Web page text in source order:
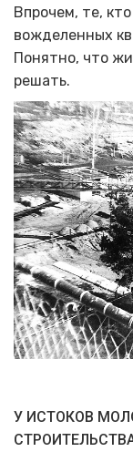
Впрочем, те,
вожделенных
Понятно, что
решать.
У ИСТОКОВ